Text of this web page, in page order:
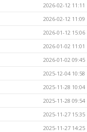
2026-02-12 11:11
2026-02-12 11:09
2026-01-12 15:06
2026-01-02 11:01
2026-01-02 09:45
2025-12-04 10:58
2025-11-28 10:04
2025-11-28 09:54
2025-11-27 15:35
2025-11-27 14:25